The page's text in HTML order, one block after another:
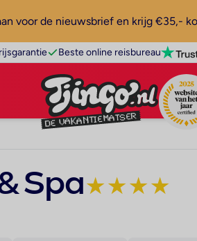
voor de nieuwsbrief en krijg €35,-
Beste online reisbureau
Spa★★★★